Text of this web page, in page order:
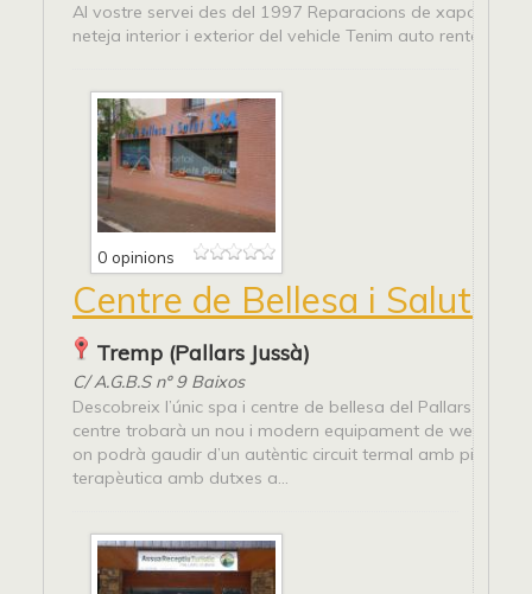
Al vostre servei des del 1997 Reparacions de xapa i
neteja interior i exterior del vehicle Tenim auto rentat
0 opinions
Centre de Bellesa i Salut
Tremp (Pallars Jussà)
C/ A.G.B.S nº 9 Baixos
Descobreix l’únic spa i centre de bellesa del Pallars Jussà
centre trobarà un nou i modern equipament de wellness
on podrà gaudir d’un autèntic circuit termal amb piscina
terapèutica amb dutxes a...